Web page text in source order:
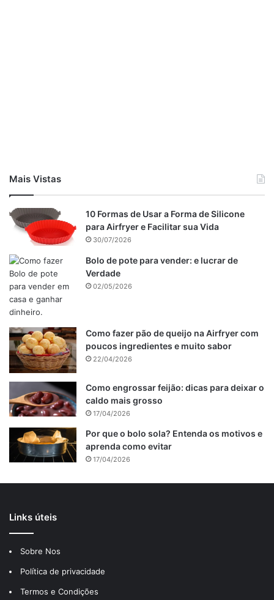
Mais Vistas
10 Formas de Usar a Forma de Silicone
para Airfryer e Facilitar sua Vida
30/07/2026
Bolo de pote para vender: e lucrar de
Verdade
02/05/2026
Como fazer pão de queijo na Airfryer com
poucos ingredientes e muito sabor
22/04/2026
Como engrossar feijão: dicas para deixar o
caldo mais grosso
17/04/2026
Por que o bolo sola? Entenda os motivos e
aprenda como evitar
17/04/2026
Links úteis
Sobre Nos
Política de privacidade
Termos e Condições